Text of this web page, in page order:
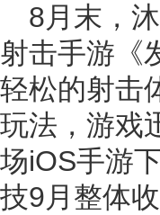
8月末，
射击手游《
轻松的射击
玩法，游戏
场iOS手游
技9月整体